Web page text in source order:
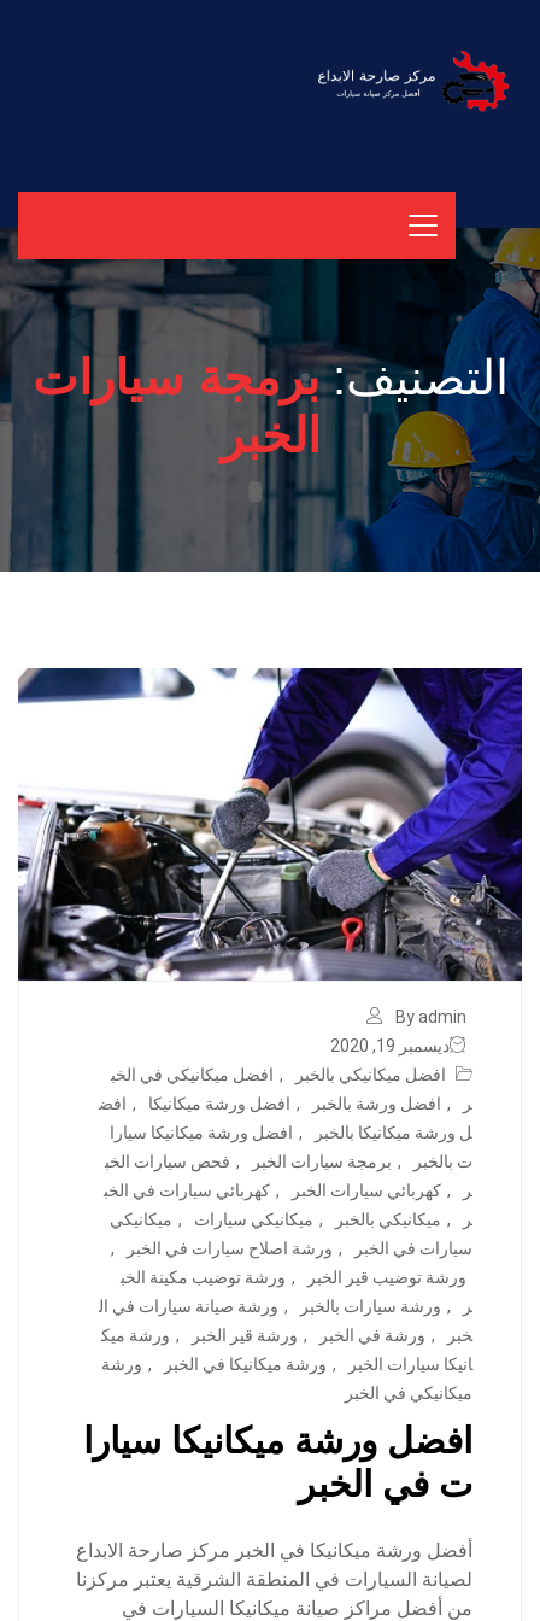
التصنيف:برمجة سيارات
الخبر
By admin
ديسمبر 19, 2020
افضل ميكانيكي بالخبر
, افضل ميكانيكي في الخب
ر
, افضل ورشة بالخبر , افضل ورشة ميكانيكا , افض
ل ورشة ميكانيكا بالخبر
, افضل ورشة ميكانيكا سيارا
ت بالخبر
, برمجة سيارات الخبر , فحص سيارات الخب
ر
, كهربائي سيارات الخبر , كهربائي سيارات في الخب
ر
, ميكانيكي بالخبر , ميكانيكي سيارات , ميكانيكي
سيارات في الخبر
, ورشة اصلاح سيارات في الخبر
,
ورشة توضيب قير الخبر
, ورشة توضيب مكينة الخب
ر
, ورشة سيارات بالخبر , ورشة صيانة سيارات في ال
خبر
, ورشة في الخبر , ورشة قير الخبر , ورشة ميك
انيكا سيارات الخبر
, ورشة ميكانيكا في الخبر , ورشة
ميكانيكي في الخبر
افضل ورشة ميكانيكا سيارا
ت في الخبر
أفضل ورشة ميكانيكا في الخبر مركز صارحة الابداع
لصيانة السيارات في المنطقة الشرقية يعتبر مركزنا
من أفضل مراكز صيانة ميكانيكا السيارات في